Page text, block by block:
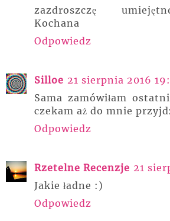
zazdroszczę
Kochana
Odpowiedz
Silloe 21 sierpnia 2016
Sama zamówiłam
czekam aż do mnie
Odpowiedz
Rzetelne Recenzje 21
Jakie ładne :)
Odpowiedz